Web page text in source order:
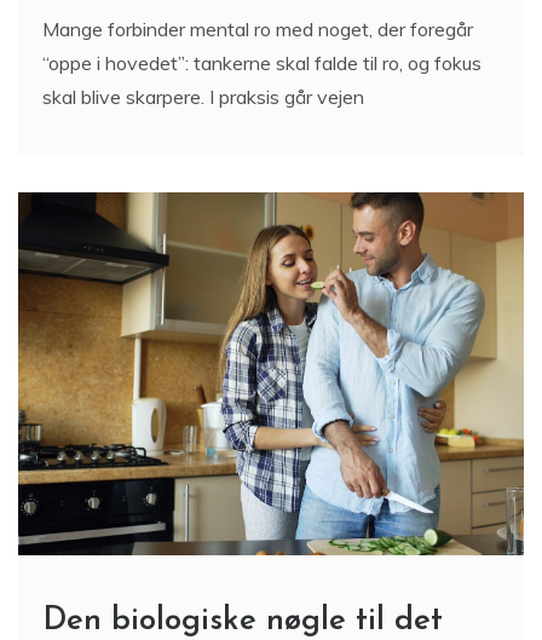
Mange forbinder mental ro med noget, der foregår
“oppe i hovedet”: tankerne skal falde til ro, og fokus
skal blive skarpere. I praksis går vejen
Den biologiske nøgle til det